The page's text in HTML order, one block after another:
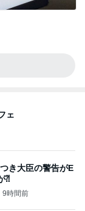
ェ
き大臣の警告がE
⁈
9時間前